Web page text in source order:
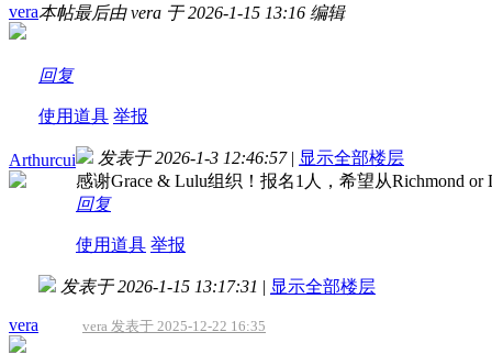
vera本帖最后由 vera 于 2026-1-15 13:16 编辑
回复
使用道具 举报
Arthurcui 发表于 2026-1-3 12:46:57 | 显示全部楼层
感谢Grace & Lulu组织！报名1人，希望从Richmond or
回复
使用道具 举报
vera
发表于 2026-1-15 13:17:31 | 显示全部楼层
vera 发表于 2025-12-22 16:35